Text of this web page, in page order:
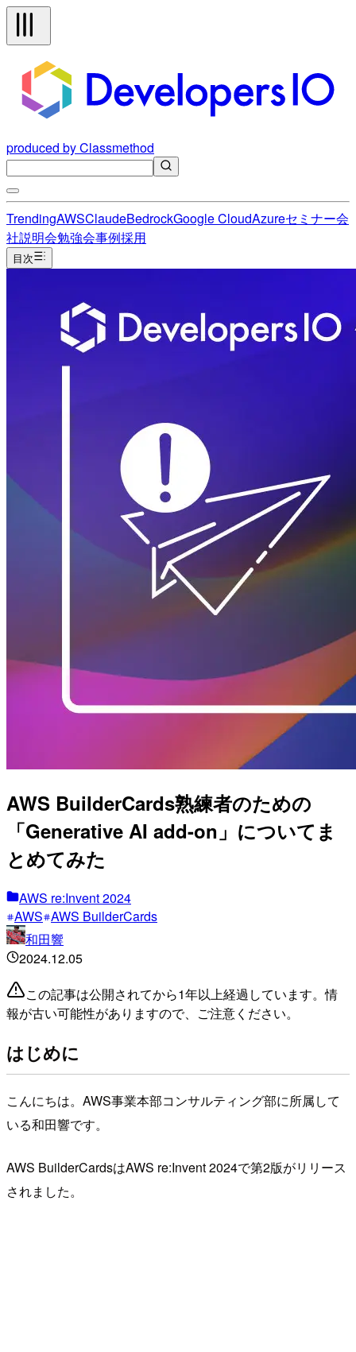
produced by Classmethod
TrendingAWSClaudeBedrockGoogle CloudAzureセミナー会
社説明会勉強会事例採用
目次
AWS BuilderCards熟練者のための
「Generative AI add-on」についてま
とめてみた
AWS re:Invent 2024
AWS AWS BuilderCards
和田響
2024.12.05
この記事は公開されてから1年以上経過しています。情
報が古い可能性がありますので、ご注意ください。
はじめに
こんにちは。AWS事業本部コンサルティング部に所属して
いる和田響です。
AWS BuilderCardsはAWS re:Invent 2024で第2版がリリース
されました。